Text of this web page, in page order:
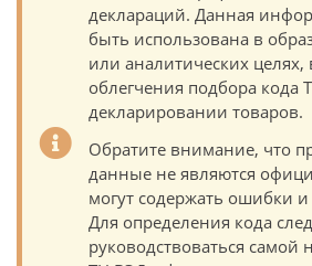
деклараций. Данная
быть использована в
или аналитических целях,
облегчения подбора кода
декларировании товаров.
Обратите внимание, что
данные не являются
могут содержать ошибки и
Для определения кода
руководствоваться самой